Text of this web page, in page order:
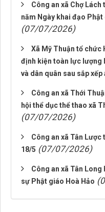
Công an xã Chợ
năm Ngày khai đạo Phật
(07/07/2026)
Xã Mỹ Thuận tổ chức
định kiện toàn lực lượng
và dân quân sau sắp xếp
Công an xã Thới
hội thể dục thể thao xã
(07/07/2026)
Công an xã Tân
18/5 (07/07/2026)
Công an xã Tân
sự Phật giáo Hoà Hảo